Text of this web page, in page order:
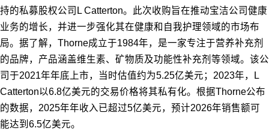
持的私募股权公司L Catterton。此次收购旨在推动宝洁公司健康
业务的增长，并进一步强化其在健康和自我护理领域的市场布
局。据了解，Thorne成立于1984年，是一家专注于营养补充剂
的品牌，产品涵盖维生素、矿物质及功能性补充剂等领域。该公
司于2021年年底上市，当时估值约为5.25亿美元；2023年，L
Catterton以6.8亿美元的交易价格将其私有化。根据Thorne公布
的数据，2025年年收入已超过5亿美元，预计2026年销售额可
能达到6.5亿美元。